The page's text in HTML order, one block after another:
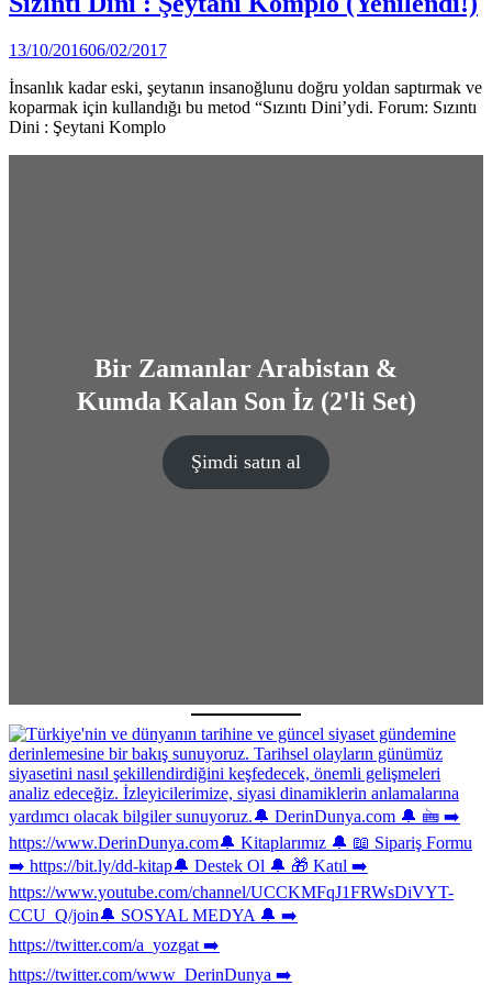
in
(Video)
by
13/10/201606/02/2017
İnsanlık kadar eski, şeytanın insanoğlunu doğru yoldan saptırmak ve
koparmak için kullandığı bu metod “Sızıntı Dini’ydi. Forum: Sızıntı
Dini : Şeytani Komplo
Bir Zamanlar Arabistan &
Kumda Kalan Son İz (2'li Set)
Şimdi satın al